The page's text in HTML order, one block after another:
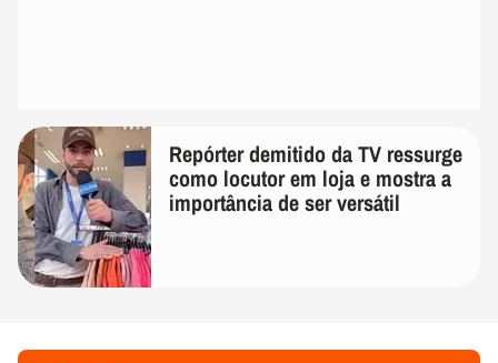
Repórter demitido da TV ressurge
como locutor em loja e mostra a
importância de ser versátil